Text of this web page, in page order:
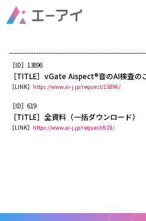
［ID］13896
［TITLE］vGate Aispect®音のAI検査の
［LINK］ https://www.ai-j.jp/request/13896/
［ID］619
［TITLE］全資料（一括ダウンロード）
［LINK］ https://www.ai-j.jp/request/619/